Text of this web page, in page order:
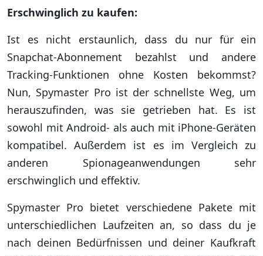
Erschwinglich zu kaufen:
Ist es nicht erstaunlich, dass du nur für ein
Snapchat-Abonnement bezahlst und andere
Tracking-Funktionen ohne Kosten bekommst?
Nun, Spymaster Pro ist der schnellste Weg, um
herauszufinden, was sie getrieben hat. Es ist
sowohl mit Android- als auch mit iPhone-Geräten
kompatibel. Außerdem ist es im Vergleich zu
anderen Spionageanwendungen sehr
erschwinglich und effektiv.
Spymaster Pro bietet verschiedene Pakete mit
unterschiedlichen Laufzeiten an, so dass du je
nach deinen Bedürfnissen und deiner Kaufkraft